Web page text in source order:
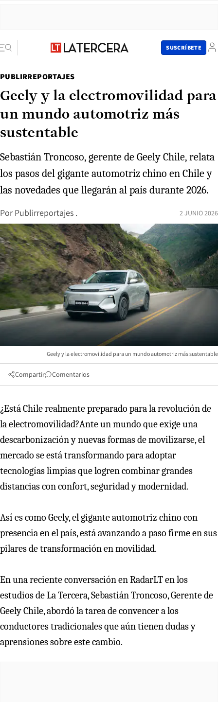
SUSCRÍBETE
PUBLIRREPORTAJES
Geely y la electromovilidad para
un mundo automotriz más
sustentable
Sebastián Troncoso, gerente de Geely Chile, relata
los pasos del gigante automotriz chino en Chile y
las novedades que llegarán al país durante 2026.
Por Publirreportajes . 2 JUNIO 2026
Geely y la electromovilidad para un mundo automotriz más sustentable
Compartir Comentarios
¿Está Chile realmente preparado para la revolución de
la electromovilidad?Ante un mundo que exige una
descarbonización y nuevas formas de movilizarse, el
mercado se está transformando para adoptar
tecnologías limpias que logren combinar grandes
distancias con confort, seguridad y modernidad.
Así es como Geely, el gigante automotriz chino con
presencia en el país, está avanzando a paso firme en sus
pilares de transformación en movilidad.
En una reciente conversación en RadarLT en los
estudios de La Tercera, Sebastián Troncoso, Gerente de
Geely Chile, abordó la tarea de convencer a los
conductores tradicionales que aún tienen dudas y
aprensiones sobre este cambio.